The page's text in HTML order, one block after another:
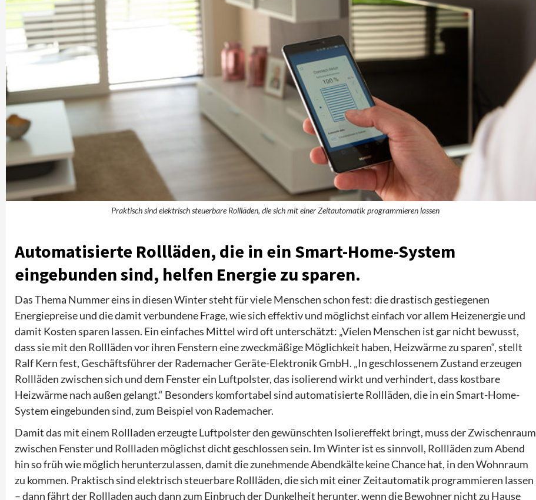
Praktisch sind elektrisch steuerbare Rollläden, die sich mit einer Zeitautomatik programmieren lassen
Automatisierte Rollläden, die in ein Smart-Home-System
eingebunden sind, helfen Energie zu sparen.
Das Thema Nummer eins in diesen Winter steht für viele Menschen schon fest: die drastisch gestiegenen
Energiepreise und die damit verbundene Frage, wie sich effektiv und möglichst einfach vor allem Heizenergie und
damit Kosten sparen lassen. Ein einfaches Mittel wird oft unterschätzt: „Vielen Menschen ist gar nicht bewusst,
dass sie mit den Rollläden vor ihren Fenstern eine zweckmäßige Möglichkeit haben, Heizwärme zu sparen“, stellt
Ralf Kern fest, Geschäftsführer der Rademacher Geräte-Elektronik GmbH. „In geschlossenem Zustand erzeugen
Rollläden zwischen sich und dem Fenster ein Luftpolster, das isolierend wirkt und verhindert, dass kostbare
Heizwärme nach außen gelangt.“ Besonders komfortabel sind automatisierte Rollläden, die in ein Smart-Home-
System eingebunden sind, zum Beispiel von Rademacher.
Damit das mit einem Rollladen erzeugte Luftpolster den gewünschten Isoliereffekt bringt, muss der Zwischenraum
zwischen Fenster und Rollladen möglichst dicht geschlossen sein. Im Winter ist es sinnvoll, Rollläden zum Abend
hin so früh wie möglich herunterzulassen, damit die zunehmende Abendkälte keine Chance hat, in den Wohnraum
zu kommen. Praktisch sind elektrisch steuerbare Rollläden, die sich mit einer Zeitautomatik programmieren lassen
– dann fährt der Rollladen auch dann zum Einbruch der Dunkelheit herunter, wenn die Bewohner nicht zu Hause